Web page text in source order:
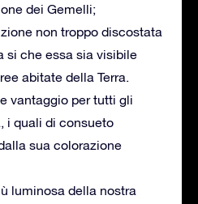
dei Gemelli;
non troppo discostata
si che essa sia visibile
abitate della Terra.
vantaggio per tutti gli
i quali di consueto
sua colorazione
luminosa della nostra